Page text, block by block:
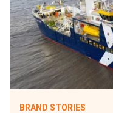
BRAND STORIES